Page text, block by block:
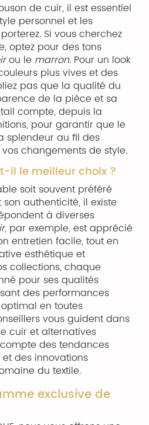
de cuir, il est essentiel
personnel et les
Si vous cherchez
optez pour des tons
ou le marron. Pour un look
plus vives et des
pas que la qualité du
de la pièce et sa
compte, depuis la
pour garantir que le
splendeur au fil des
changements de style.
il le meilleur choix ?
soit souvent préféré
authenticité, il existe
à diverses
, par exemple, est apprécié
entretien facile, tout en
esthétique et
collections, chaque
pour ses qualités
des performances
en toutes
vous guident dans
cuir et alternatives
des tendances
des innovations
du textile.
exclusive de